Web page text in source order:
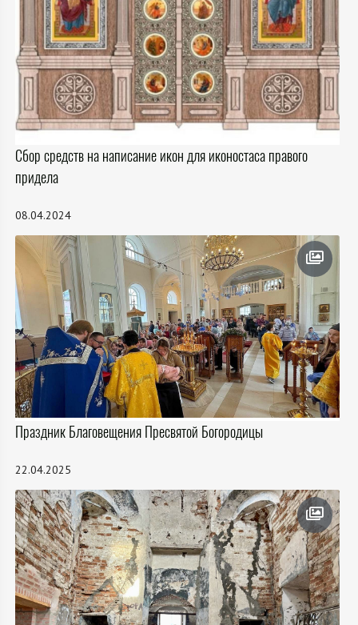
Сбор средств на написание икон для иконостаса правого
придела
08.04.2024
Праздник Благовещения Пресвятой Богородицы
22.04.2025